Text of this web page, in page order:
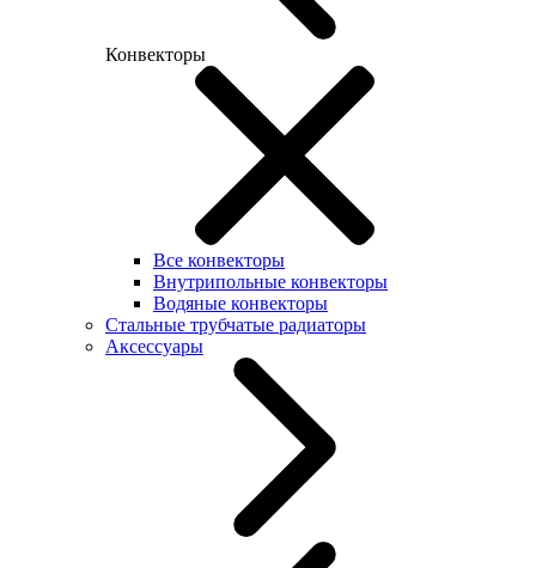
Конвекторы
Все конвекторы
Внутрипольные конвекторы
Водяные конвекторы
Стальные трубчатые радиаторы
Аксессуары